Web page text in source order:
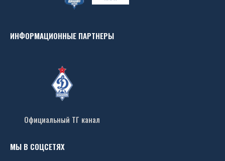
ИНФОРМАЦИОННЫЕ ПАРТНЕРЫ
Официальный ТГ канал
МЫ В СОЦСЕТЯХ